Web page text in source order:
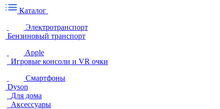
Каталог
Электротранспорт
Бензиновый транспорт
Apple
Игровые консоли и VR очки
Смартфоны
Dyson
Для дома
Аксессуары